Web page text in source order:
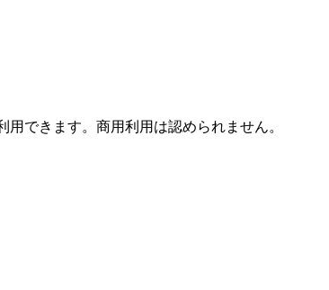
用できます。商用利用は認められません。